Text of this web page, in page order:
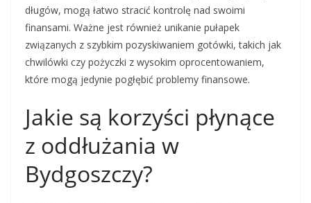
długów, mogą łatwo stracić kontrolę nad swoimi
finansami. Ważne jest również unikanie pułapek
związanych z szybkim pozyskiwaniem gotówki, takich jak
chwilówki czy pożyczki z wysokim oprocentowaniem,
które mogą jedynie pogłębić problemy finansowe.
Jakie są korzyści płynące
z oddłużania w
Bydgoszczy?